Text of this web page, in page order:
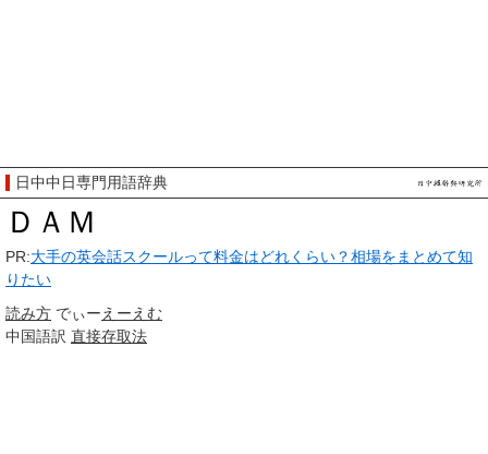
日中中日専門用語辞典
ＤＡＭ
PR:大手の英会話スクールって料金はどれくらい？相場をまとめて知
りたい
読み方 でぃーえーえむ
中国語訳 直接存取法